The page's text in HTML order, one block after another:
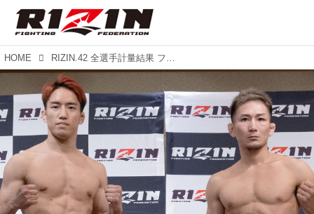
HOME RIZIN.42 全選手計量結果 フェイスオフ、計量結果、身長差、リーチ差を掲載中